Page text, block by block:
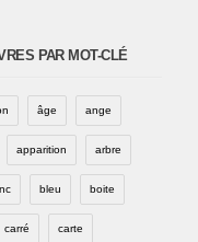
PAR MOT-CLÉ
âge ange
apparition arbre
bleu boite
carré carte